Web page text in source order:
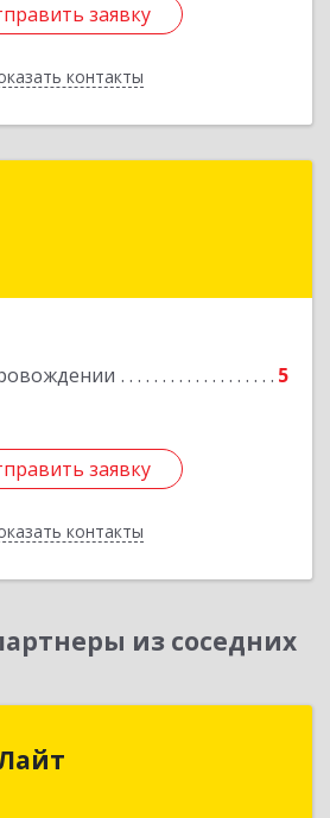
заявку
контакты
заявку
Назад
5
заявку
контакты
заявку
Назад
из соседних
край, Пятигорск г,